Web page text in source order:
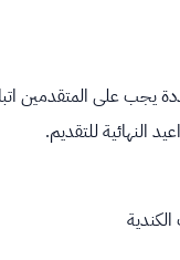
على المتقدمين
النهائية للتقديم.